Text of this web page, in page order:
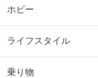
ホビー
ライフスタイル
乗り物